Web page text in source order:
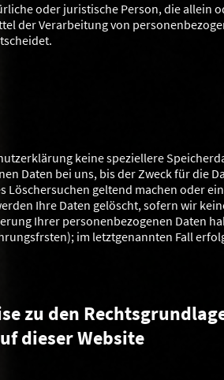
oder juristische Person, die allein
der Verarbeitung von
keine speziellere
Daten bei uns, bis der Zweck für die
Löschersuchen geltend machen oder
Ihre Daten gelöscht, sofern wir
Ihrer personenbezogenen Daten
im letztgenannten Fall
zu den
dieser Website